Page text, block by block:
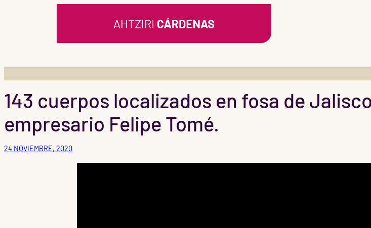
143 cuerpos localizados en fosa de
empresario Felipe Tomé.
24 NOVIEMBRE, 2020